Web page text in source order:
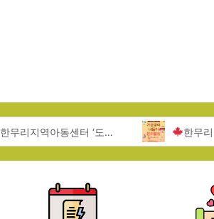
한무리지역아동센터 ‘도서관 개관식’ 안내 한무리 친